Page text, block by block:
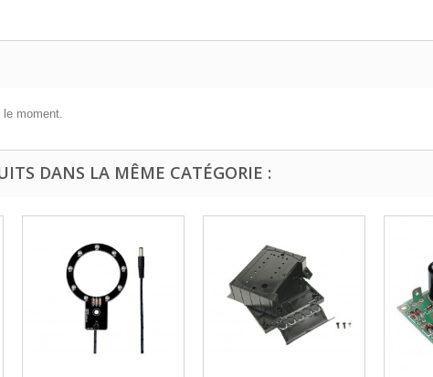
le moment.
DANS LA MÊME CATÉGORIE :